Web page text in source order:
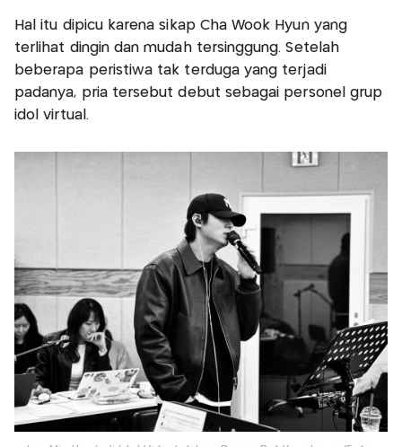
Hal itu dipicu karena sikap Cha Wook Hyun yang
terlihat dingin dan mudah tersinggung. Setelah
beberapa peristiwa tak terduga yang terjadi
padanya, pria tersebut debut sebagai personel grup
idol virtual.